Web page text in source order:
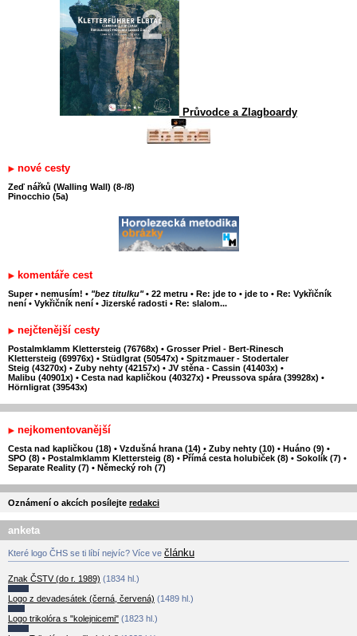
Průvodce a Zlagboardy
nové cesty
Zeď nářků (Walling Wall) (8-/8)
Pinocchio (5a)
komentáře cest
Super • nemusím! • "bez titulku" • 22 metru • Re: jde to • jde to • Re: Vykřičník
není • Vykřičník není • Jizerské radosti • Re: slalom...
nejčtenější cesty
Postalmklamm Klettersteig (76768x) • Grosser Priel - Bert-Rinesch
Klettersteig (69976x) • Stüdlgrat (50547x) • Spitzmauer - Stodertaler
Steig (43270x) • Zuby nehty (42157x) • JV stěna - Cassin (41403x) •
Malibu (40901x) • Cesta nad kapličkou (40327x) • Preussova spára (39928x) •
Hörnligrat (39543x)
nejkomentovanější
Cesta nad kapličkou (18) • Vzdušná hrana (14) • Zuby nehty (10) • Huáno (9) •
SPO (8) • Postalmklamm Klettersteig (8) • Přímá cesta holubiček (8) • Sokolík (7) •
Separate Reality (7) • Německý roh (7)
Oznámení o akcích posílejte redakci
anketa
Které logo ČHS se ti líbí nejvíc? Více ve článku
Znak ČSTV (do r. 1989) (1834 hl.)
Logo z devadesátek (černá, červená) (1489 hl.)
Logo trikolóra s "kolejnicemi" (1823 hl.)